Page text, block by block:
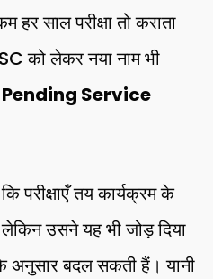
साल परीक्षा तो कराता
को लेकर नया नाम भी
Service
परीक्षाएँ तय कार्यक्रम के
उसने यह भी जोड़ दिया
के अनुसार बदल सकती हैं। यानी